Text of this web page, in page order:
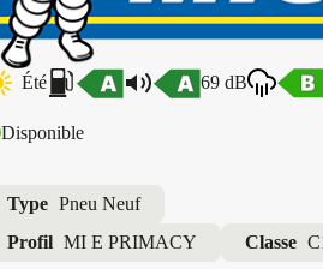
Été 69 dB
Disponible
Type Pneu Neuf
Profil MI E PRIMACY Classe